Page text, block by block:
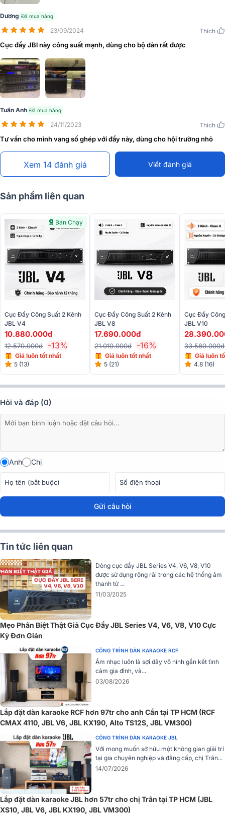
kênh công suất cùng hàng đèn LED báo hiệu trạng thái của mỗi
mạch và quá tải.
Các cổng kết nối và thông số cơ bản cũng được đặt phía sau của
thiết bị, đi kèm với một quạt tản nhiệt để giải nhiệt và đảm bảo hoạt
tiện và dễ dàng hơn.
Đánh giá chất lượng Cục đẩy công suất JBL V6
Thiết kế 2 kênh
Cục đẩy công suất JBL V6 là thiết bị khuếch đại 2 kênh với công
Ohms cực đại lên tới 1280W ở chế độ 8Ω bridge. Với âm thanh rõ
ràng, mạnh mẽ, nó phù hợp cho nhiều loại loa karaoke và loa sub.
Sử dụng chip khuếch đại độc quyền JBL
Được trang bị chip khuếch đại độc quyền của JBL, cục đẩy công
suất có khả năng xử lý tín hiệu âm thanh một cách tối ưu nhất. Chip
khuếch đại này có chức năng tăng áp độ đầu vào và đẩy tín hiệu
đến loa một cách hiệu quả, tối ưu hóa hiệu suất của thiết bị và đảm
bảo đường truyền âm thanh ổn định nhất có thể. Đồng thời, chip
khuếch đại độc quyền JBL cũng giúp giảm thiểu các tác động tiêu
Dương Đã mua hàng
23/09/2024 Thích
Cục đẩy JBl này công suất mạnh, dùng cho bộ dàn rất được
Tuấn Anh Đã mua hàng
24/11/2023 Thích
Tư vấn cho mình vang số ghép với đẩy này, dùng cho hội trường nhỏ
Xem 14 đánh giá Viết đánh giá
Sản phẩm liên quan
Bán Chạy
Cục Đẩy Công Suất 2 Kênh
JBL V4
10.880.000đ
12.570.000đ -13%
Giá luôn tốt nhất
5 (13)
Cục Đẩy Công Suất 2 Kênh
JBL V8
17.690.000đ
21.010.000đ -16%
Giá luôn tốt nhất
5 (21)
Cục Đẩy
JBL V10
33.580.000đ
Giá luôn
4.8 (16)
Hỏi và đáp (0)
Anh Chị
Gửi câu hỏi
Tin tức liên quan
Dòng cục đẩy JBL Series V4, V6, V8, V10
được sử dụng rộng rãi trong các hệ thống âm
thanh từ ...
11/03/2025
Mẹo Phân Biệt Thật Giả Cục Đẩy JBL Series V4, V6, V8, V10 Cực
Kỳ Đơn Giản
CÔNG TRÌNH DÀN KARAOKE RCF
Âm nhạc luôn là sợi dây vô hình gắn kết tình
cảm gia đình, và...
03/08/2026
Lắp đặt dàn karaoke RCF hơn 97tr cho anh Cần tại TP HCM (RCF
CMAX 4110, JBL V6, JBL KX190, Alto TS12S, JBL VM300)
CÔNG TRÌNH DÀN KARAOKE JBL
Với mong muốn sở hữu một không gian giải trí
tại gia chuyên nghiệp và đẳng cấp, chị Trân...
14/07/2026
Lắp đặt dàn karaoke JBL hơn 57tr cho chị Trân tại TP HCM (JBL
XS10, JBL V6, JBL KX190, JBL VM300)